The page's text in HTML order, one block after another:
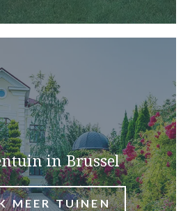
in Brussel
MEER TUINEN